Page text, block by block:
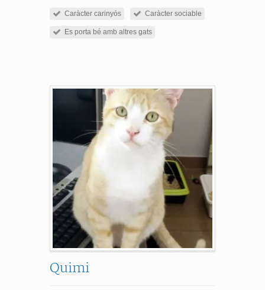
Caràcter carinyós Caràcter sociable
Es porta bé amb altres gats
Quimi